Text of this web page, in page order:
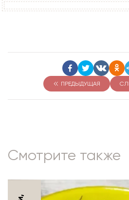
ПРЕДЫДУЩАЯ
Смотрите также